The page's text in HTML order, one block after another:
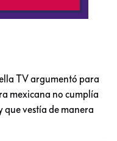
TV argumentó para
mexicana no cumplía
que vestía de manera